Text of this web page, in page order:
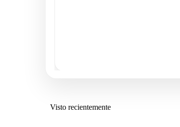
Visto recientemente